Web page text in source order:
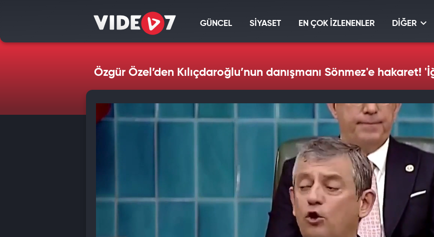
GÜNCEL SİYASET EN ÇOK İZLENENLER DİĞER
Özgür Özel’den Kılıçdaroğlu’nun danışmanı Sönmez'e hakaret!